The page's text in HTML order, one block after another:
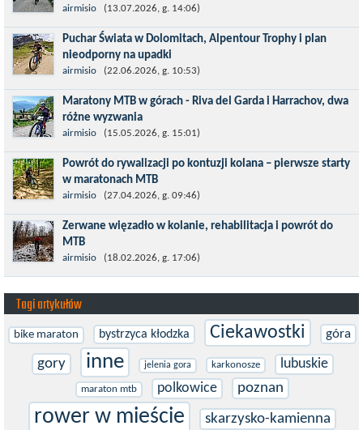
Kronplatz King, epicki MTB Maraton z metą na 2275 m we
włoskich Alpach – łącznie 3000 metrów przewyższenia na
dystansie 60 km, ze...
airmisio (13.07.2026, g. 14:06)
Puchar Świata w Dolomitach, Alpentour Trophy i plan
nieodporny na upadki
Czerwiec w moim planie oznaczał wejście w najbardziej
wymagający etap i cel pierwszej części sezonu: Puchar Świata w
maratonie MTB w Dolomitach...
airmisio (22.06.2026, g. 10:53)
Maratony MTB w górach - Riva del Garda i Harrachov, dwa
różne wyzwania
Maj to idealny czas, by z płaskich i szybkich wyścigów przejść do
znacznie bardziej ambitnych wyzwań, jakimi są górskie wyścigi
MTB....
airmisio (15.05.2026, g. 15:01)
Powrót do rywalizacji po kontuzji kolana – pierwsze starty
w maratonach MTB
Prawdziwym testem po kontuzji kolana i uszkodzeniu więzadeł
jest powrót do sportowej rywalizacji. Podczas zawodów znikają
bariery,...
airmisio (27.04.2026, g. 09:46)
Zerwane więzadło w kolanie, rehabilitacja i powrót do
MTB
W sporcie nie ma kalkulacji, niezależnie od stopnia
zaawansowania. Trenujesz, startujesz w zawodach i chcesz po
prostu oddać się grze, dać z siebie...
airmisio (18.02.2026, g. 17:06)
Tagi artykułów
bike maraton bystrzyca kłodzka Ciekawostki góra
gory inne jelenia gora karkonosze lubuskie
maraton mtb polkowice poznan
rower w mieście skarzysko-kamienna